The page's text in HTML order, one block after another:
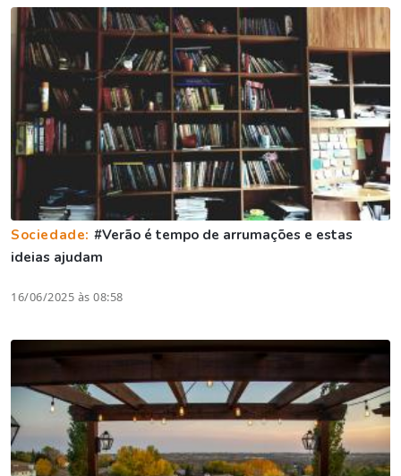
Sociedade: #Verão é tempo de arrumações e estas
ideias ajudam
16/06/2025 às 08:58